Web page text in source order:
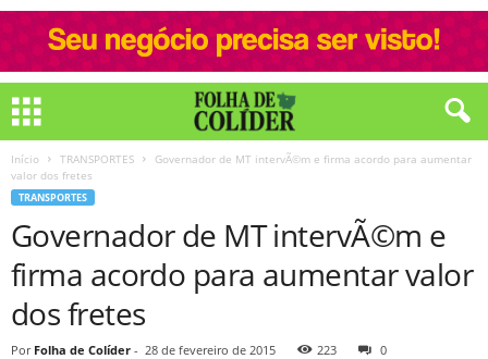
Início TRANSPORTES
Governador de MT intervÃ©m e firma acordo para aumentar
valor dos fretes
TRANSPORTES
Governador de MT intervÃ©m e
firma acordo para aumentar valor
dos fretes
Por Folha de Colíder - 28 de fevereiro de 2015 223 0